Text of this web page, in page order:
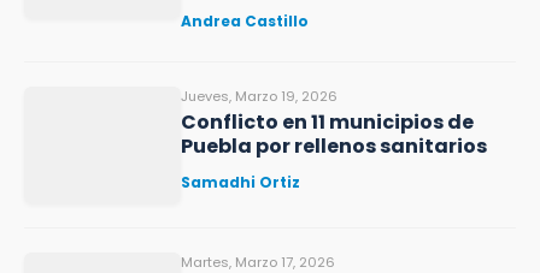
Andrea Castillo
Jueves, Marzo 19, 2026
Conflicto en 11 municipios de
Puebla por rellenos sanitarios
Samadhi Ortiz
Martes, Marzo 17, 2026